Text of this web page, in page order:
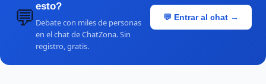
💬 esto?
Debate con miles de personas
en el chat de ChatZona. Sin
registro, gratis.
💬 Entrar al chat →